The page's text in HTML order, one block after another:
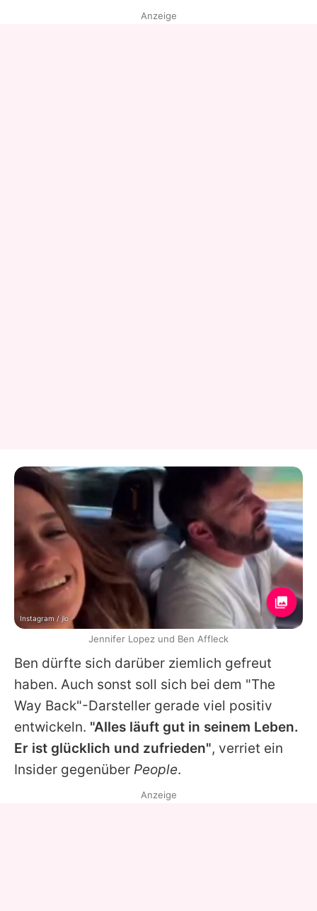
Ben dürfte sich darüber ziemlich gefreut
haben. Auch sonst soll sich bei dem "The
Way Back"-Darsteller gerade viel positiv
entwickeln. "Alles läuft gut in seinem Leben.
Er ist glücklich und zufrieden", verriet ein
Insider gegenüber People.
Anzeige
Instagram / jlo
Jennifer Lopez und Ben Affleck
Anzeige